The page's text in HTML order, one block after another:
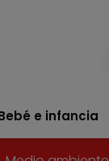
e infancia